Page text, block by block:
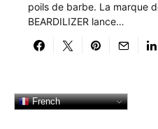
poils de barbe. La marque
BEARDILIZER lance…
French